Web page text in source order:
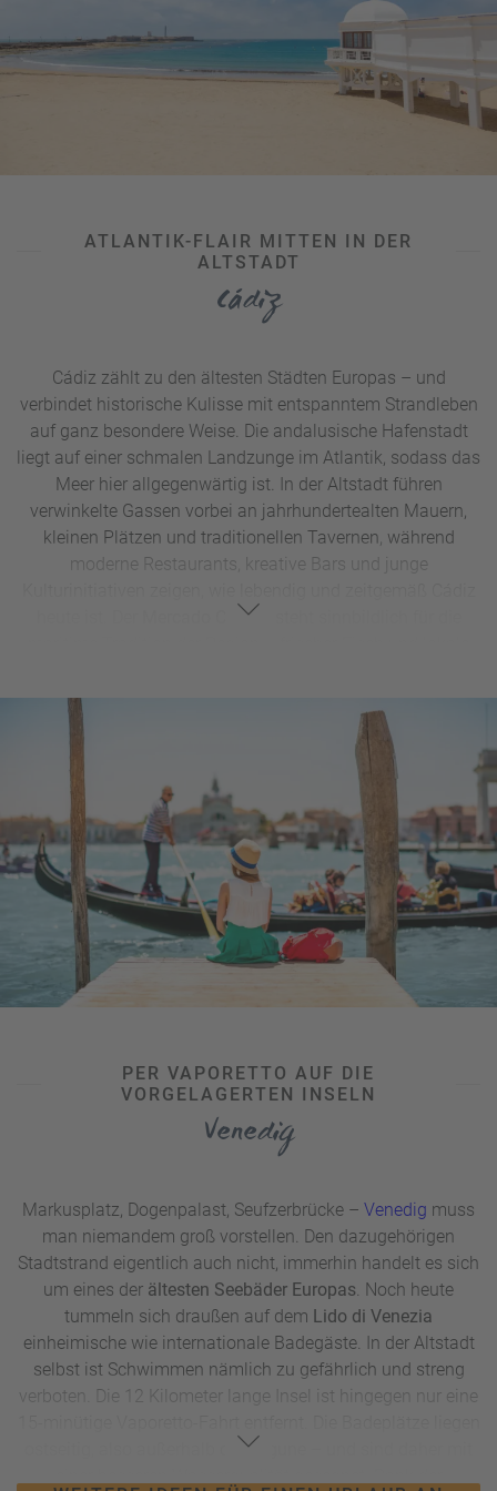
im Norden, der naturnahe Ballehage Strand am
Marselisborg Wald oder die beliebte Badeanstalt
Permanente:
Die Ostsee zeigt sich hier meist ruhig und
flach abfallend und eignet sich damit auch gut für
wunderbar mit einem entspannten Strandnachmittag
ATLANTIK-FLAIR MITTEN IN DER
ALTSTADT
Cádiz
Cádiz zählt zu den ältesten Städten Europas – und
verbindet historische Kulisse mit entspanntem Strandleben
auf ganz besondere Weise. Die andalusische Hafenstadt
liegt auf einer schmalen Landzunge im Atlantik, sodass das
Meer hier allgegenwärtig ist. In der Altstadt führen
verwinkelte Gassen vorbei an jahrhundertealten Mauern,
kleinen Plätzen und traditionellen Tavernen, während
moderne Restaurants, kreative Bars und junge
Mercado Central
Das Beste: Mit
besitzt Cádiz einen Stadtstrand,
der direkt an die historische Altstadt grenzt. Nach dem
Sightseeing einfach Handtuch ausrollen und den Atlantik
genießen – unkomplizierter geht es kaum. Ein Spaziergang
entlang der Küstenpromenade, ein Besuch der imposanten
Kathedrale von Cádiz oder eine entspannte Pause im
grünen
Parque Genovés
runden den Stadt-Strand-Tag
perfekt ab.
PER VAPORETTO AUF DIE
VORGELAGERTEN INSELN
Venedig
Markusplatz, Dogenpalast, Seufzerbrücke – Venedig muss
man niemandem groß vorstellen. Den dazugehörigen
Stadtstrand eigentlich auch nicht, immerhin handelt es sich
um eines der ältesten Seebäder Europas. Noch heute
tummeln sich draußen auf dem Lido di Venezia
einheimische wie internationale Badegäste. In der Altstadt
selbst ist Schwimmen nämlich zu gefährlich und streng
verboten. Die 12 Kilometer lange Insel ist hingegen nur eine
ostseitig, also außerhalb der Lagune – und sind daher mit